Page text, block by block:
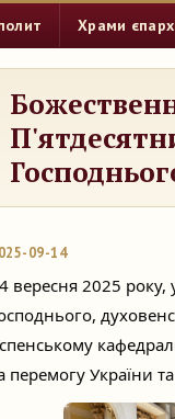
Храми
09-14
вересня 2025 року,
перемогу України